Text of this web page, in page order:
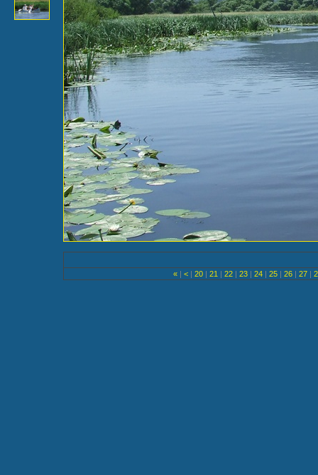
« | < | 20 | 21 | 22 | 23 | 24 | 25 | 26 | 27 |